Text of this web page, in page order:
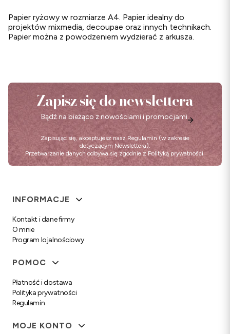
Papier ryżowy w rozmiarze A4. Papier idealny do
projektów mixmedia, decoupae oraz innych technikach.
Papier można z powodzeniem wydzierać z arkusza.
Zapisz się do newslettera
Bądź na bieżąco z nowościami i promocjami.
Zapisując się, akceptujesz nasz Regulamin (w zakresie
dotyczącym Newslettera).
Przetwarzanie danych odbywa się zgodnie z Polityką prywatności.
Linki w stopce
INFORMACJE
Kontakt i dane firmy
O mnie
Program lojalnościowy
POMOC
Płatność i dostawa
Polityka prywatności
Regulamin
MOJE KONTO